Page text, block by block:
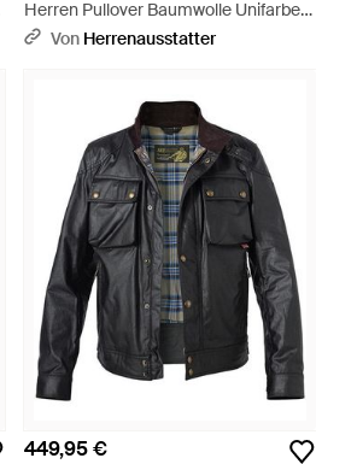
Herren Pullover Baumwolle Unifarben
- Blau
Von Herrenausstatter
449,95 €